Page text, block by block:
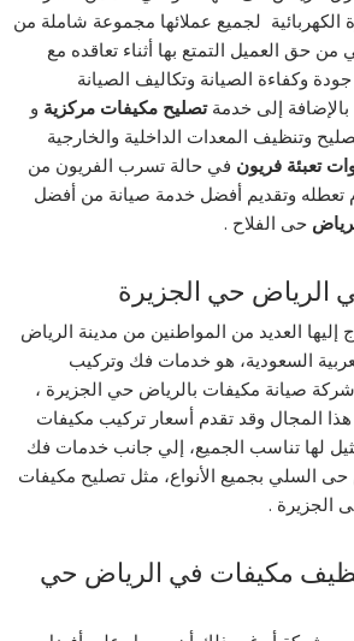
الكهربائية لجميع عملائها مجموعة شاملة من
حق العميل التمتع بها أثناء تعاقده مع
وكفاءة الصيانة وتكاليف الصيانة
بالإضافة إلى خدمةتصليح مكيفات مركزية و
وتنظيف المعدات الداخلية والخارجية
تعبئة فريون في حالة تسرب الفريون من
وتقديم أفضل خدمة صيانة من أفضل
حى الفلاح .
الرياض حي الجزيرة
إليها العديد من المواطنين من مدينة الرياض
السعودية، هو خدمات فك وتركيب
صيانة مكيفات بالرياض حي الجزيرة ،
هذا المجال وقد تقدم أسعار تركيب مكيفات
لها تناسب الجميع، إلي جانب خدمات فك
السلي بجميع الأنواع، مثل تصليح مكيفات
الجزيرة .
مكيفات في الرياض حي